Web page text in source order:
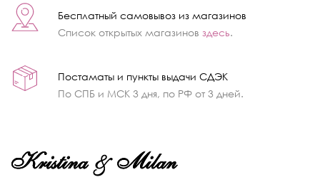
Бесплатный самовывоз из магазинов
Список открытых магазинов здесь.
Постаматы и пункты выдачи СДЭК
По СПБ и МСК 3 дня, по РФ от 3 дней.